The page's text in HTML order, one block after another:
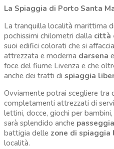
La Spiaggia di Porto Santa
La tranquilla località marittima di
pochissimi chilometri dalla città
suoi edifici colorati che si
attrezzata e moderna darsena
foce del fiume Livenza e che
anche dei tratti di spiaggia
Ovviamente potrai scegliere tra
completamenti attrezzati di
lettini, docce, giochi per
sarà splendido anche
battigia delle zone di spiaggia
località.